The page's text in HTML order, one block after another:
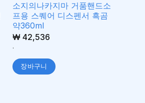
소지의나카지마 거품핸드소
프용 스퀘어 디스펜서 흑곰
약360ml
₩42,536
.
장바구니